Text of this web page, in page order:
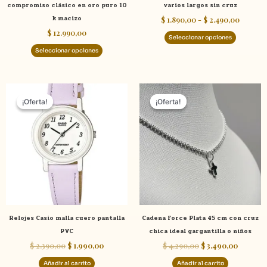
compromiso clásico en oro puro 10
k macizo
$ 12.990,00
Seleccionar opciones
la
producto
varios largos sin cruz
$ 1.890,00- $ 2.490,00
Seleccionar opciones
la
página
de
¡Oferta!
¡Oferta!
Relojes Casio malla cuero pantalla
PVC
$2.390,00
El
precio
original
era:
$ 2.390,00.
$ 1.990,00
$ 1.990,00.
Añadir al carrito
¡Oferta!
¡Oferta!
Cadena Force Plata 45 cm con cruz
chica ideal gargantilla o niños
$4.290,00
El
precio
original
era:
$ 4.290,00.
$3.490,00
Añadir al carrito